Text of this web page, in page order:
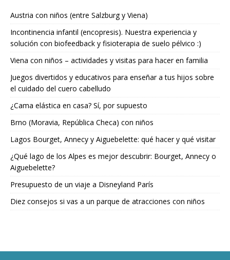
Austria con niños (entre Salzburg y Viena)
Incontinencia infantil (encopresis). Nuestra experiencia y
solución con biofeedback y fisioterapia de suelo pélvico :)
Viena con niños – actividades y visitas para hacer en familia
Juegos divertidos y educativos para enseñar a tus hijos sobre
el cuidado del cuero cabelludo
¿Cama elástica en casa? Sí, por supuesto
Brno (Moravia, República Checa) con niños
Lagos Bourget, Annecy y Aiguebelette: qué hacer y qué visitar
¿Qué lago de los Alpes es mejor descubrir: Bourget, Annecy o
Aiguebelette?
Presupuesto de un viaje a Disneyland París
Diez consejos si vas a un parque de atracciones con niños